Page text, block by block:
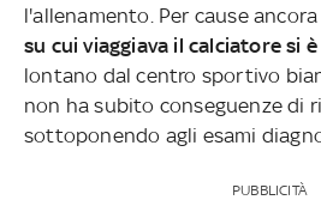
l'allenamento. Per cause
su cui viaggiava il calciatore si
lontano dal centro sportivo
non ha subito conseguenze di
sottoponendo agli esami
PUBBLICITÀ